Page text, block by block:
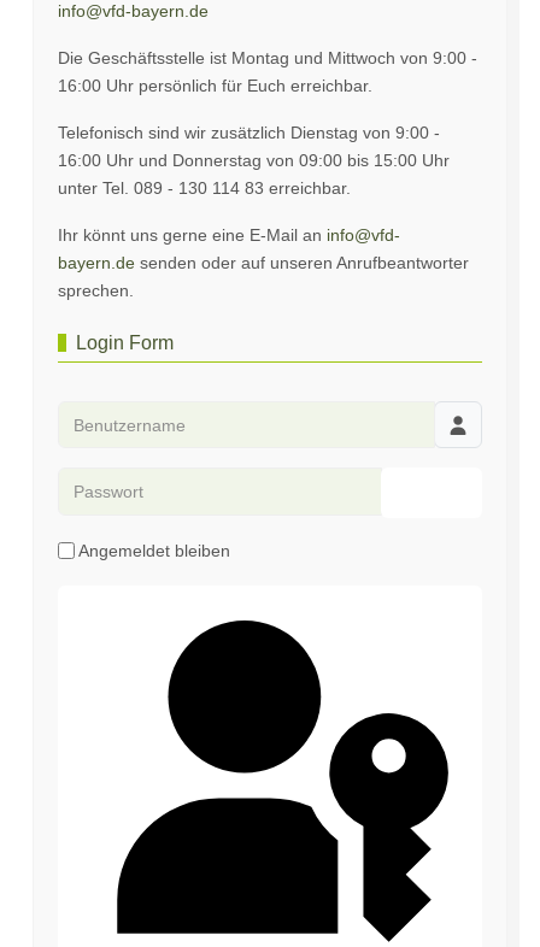
info@vfd-bayern.de
Die Geschäftsstelle ist Montag und Mittwoch von 9:00 -
16:00 Uhr persönlich für Euch erreichbar.
Telefonisch sind wir zusätzlich Dienstag von 9:00 -
16:00 Uhr und Donnerstag von 09:00 bis 15:00 Uhr
unter Tel. 089 - 130 114 83 erreichbar.
Ihr könnt uns gerne eine E-Mail an info@vfd-
bayern.de senden oder auf unseren Anrufbeantworter
sprechen.
Login Form
Angemeldet bleiben